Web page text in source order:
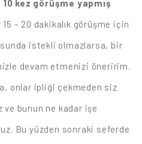
10 kez görüşme yapmış
– 20 dakikalık görüşme için
istekli olmazlarsa, bir
devam etmenizi öneririm.
onlar ipliği çekmeden siz
ve bunun ne kadar işe
Bu yüzden sonraki seferde